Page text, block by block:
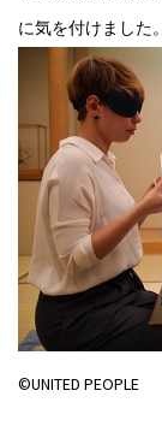
に気を付けました。
©UNITED PEOPLE